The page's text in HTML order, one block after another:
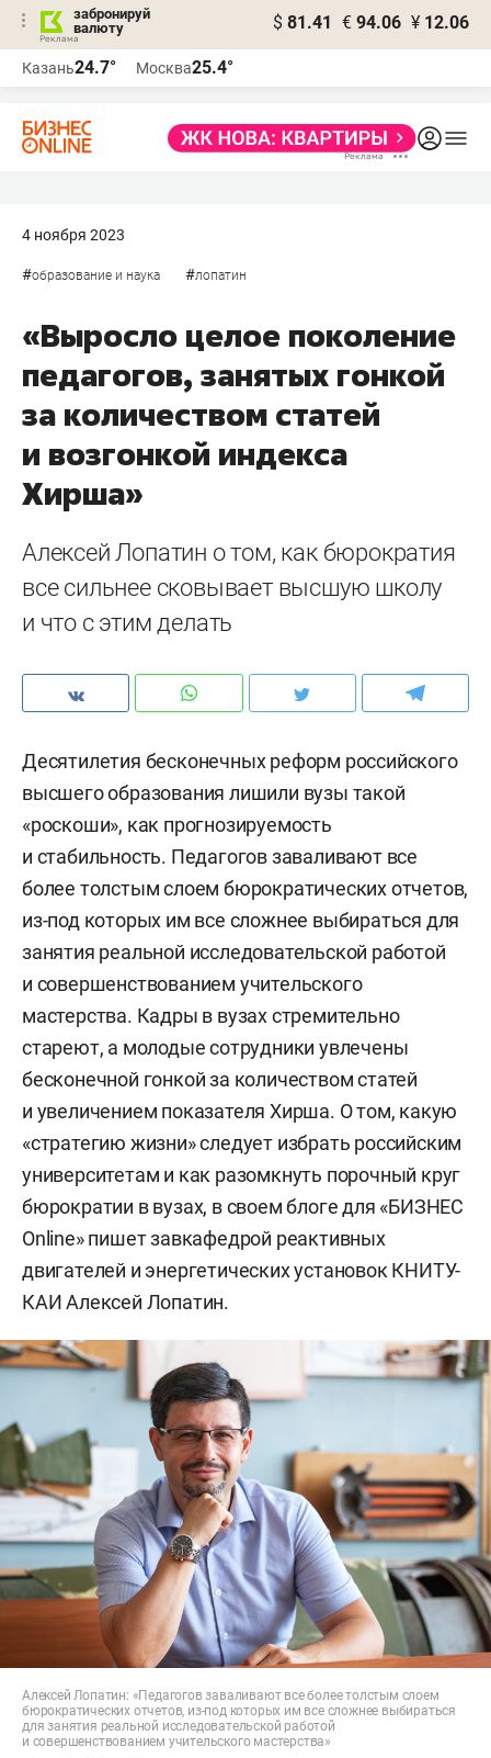
забронируй
валюту
$ 81.41 € 94.06 ¥ 12.06
Казань24.7° Москва25.4°
4 ноября 2023
#образование и наука #лопатин
«Выросло целое поколение
педагогов, занятых гонкой
за количеством статей
и возгонкой индекса
Хирша»
Алексей Лопатин о том, как бюрократия
все сильнее сковывает высшую школу
и что с этим делать
Десятилетия бесконечных реформ российского
высшего образования лишили вузы такой
«роскоши», как прогнозируемость
и стабильность. Педагогов заваливают все
более толстым слоем бюрократических отчетов,
из-под которых им все сложнее выбираться для
занятия реальной исследовательской работой
и совершенствованием учительского
мастерства. Кадры в вузах стремительно
стареют, а молодые сотрудники увлечены
бесконечной гонкой за количеством статей
и увеличением показателя Хирша. О том, какую
«стратегию жизни» следует избрать российским
университетам и как разомкнуть порочный круг
бюрократии в вузах, в своем блоге для «БИЗНЕС
Online» пишет завкафедрой реактивных
двигателей и энергетических установок КНИТУ-
КАИ Алексей Лопатин.
Алексей Лопатин: «Педагогов заваливают все более толстым слоем
бюрократических отчетов, из-под которых им все сложнее выбираться
для занятия реальной исследовательской работой
и совершенствованием учительского мастерства»